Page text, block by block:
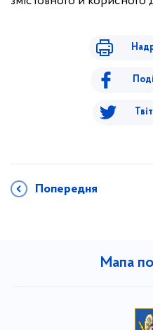
Попередня
Мапа